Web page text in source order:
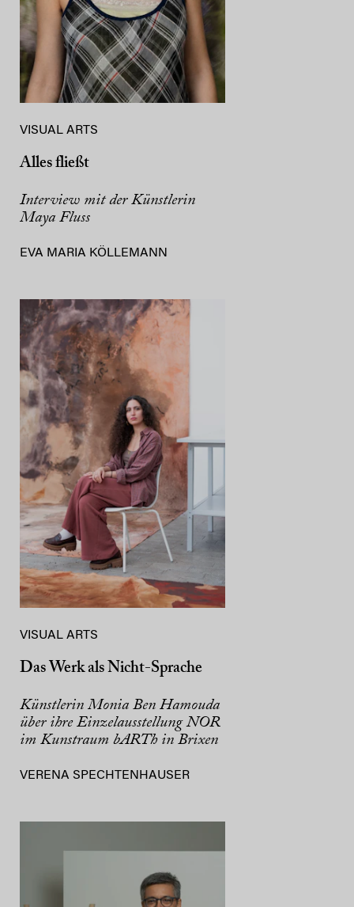
VISUAL ARTS
Alles fließt
Interview mit der Künstlerin
Maya Fluss
EVA MARIA KÖLLEMANN
VISUAL ARTS
Das Werk als Nicht-Sprache
Künstlerin Monia Ben Hamouda
über ihre Einzelausstellung NOR
im Kunstraum bARTh in Brixen
VERENA SPECHTENHAUSER